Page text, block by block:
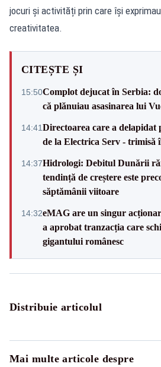
jocuri și activități prin care își
creativitatea.
CITEȘTE ȘI
15:50Complot dejucat în Serbia:
că plănuiau asasinarea lui
14:41Directoarea care a delapidat
de la Electrica Serv - trimisă
14:37Hidrologi: Debitul Dunării
tendință de creștere este
săptămânii viitoare
14:32eMAG are un singur
a aprobat tranzacția care
gigantului românesc
Distribuie articolul
Mai multe articole despre